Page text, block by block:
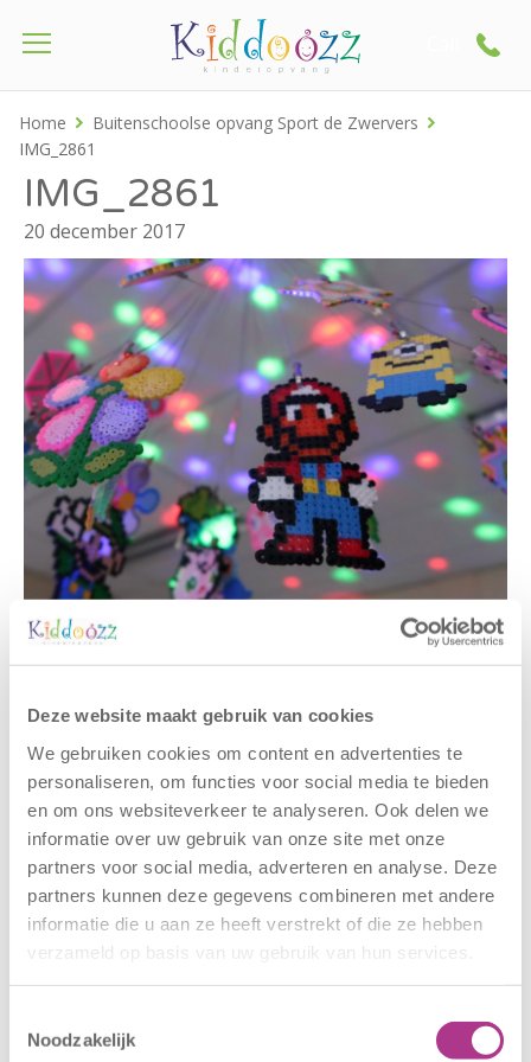
Deze website maakt gebruik van cookies
We gebruiken cookies om content en advertenties te
personaliseren, om functies voor social media te bieden
en om ons websiteverkeer te analyseren. Ook delen we
informatie over uw gebruik van onze site met onze
partners voor social media, adverteren en analyse. Deze
partners kunnen deze gegevens combineren met andere
informatie die u aan ze heeft verstrekt of die ze hebben
verzameld op basis van uw gebruik van hun services.
Noodzakelijk
Home
Buitenschoolse opvang Sport de Zwervers
IMG_2861
IMG_2861
20 december 2017
Gerelateerde berichten
Nieuwe locatie
Oldegaarde
Sluiting
CODE ROOD